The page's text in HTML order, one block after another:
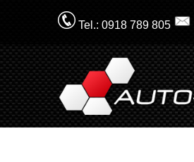
na
obsah
Tel.: 0918 789 805